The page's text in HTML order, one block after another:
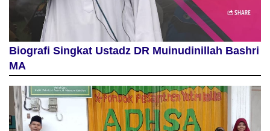
Biografi Singkat Ustadz DR Muinudinillah Bashri
MA